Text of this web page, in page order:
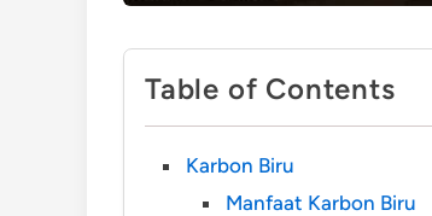
Table of Contents
Karbon Biru
Manfaat Karbon Biru